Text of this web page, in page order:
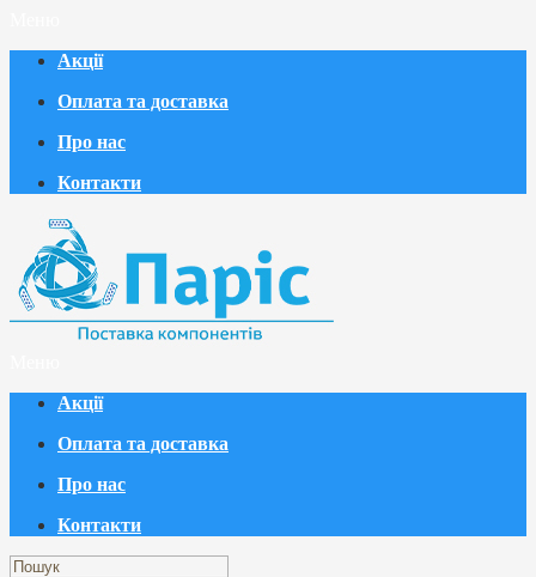
Акції
Оплата та доставка
Про нас
Контакти
Акції
Оплата та доставка
Про нас
Контакти